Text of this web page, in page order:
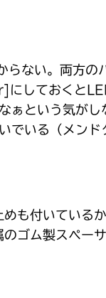
ない。両方の
にしておくと
という気がし
でいる（メンド
も付いている
ゴム製スペー